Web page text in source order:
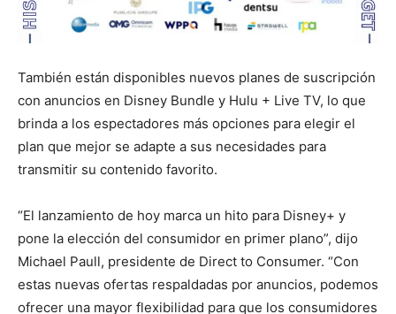
También están disponibles nuevos planes de suscripción
con anuncios en Disney Bundle y Hulu + Live TV, lo que
brinda a los espectadores más opciones para elegir el
plan que mejor se adapte a sus necesidades para
transmitir su contenido favorito.
“El lanzamiento de hoy marca un hito para Disney+ y
pone la elección del consumidor en primer plano”, dijo
Michael Paull, presidente de Direct to Consumer. “Con
estas nuevas ofertas respaldadas por anuncios, podemos
ofrecer una mayor flexibilidad para que los consumidores